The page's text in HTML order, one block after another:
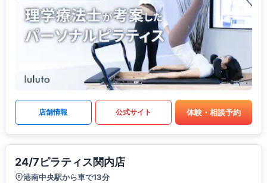
店舗情報 公式サイト 体験・相談予約
24/7ピラティス関内店
港南中央駅から車で13分